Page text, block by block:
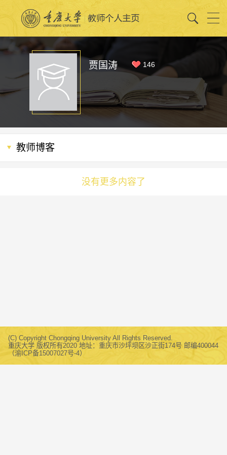
贾国涛 146
教师博客
没有更多内容了
(C) Copyright Chongqing University All Rights Reserved.
重庆大学 版权所有2020 地址：重庆市沙坪坝区沙正街174号 邮编400044
（渝ICP备15007027号-4）